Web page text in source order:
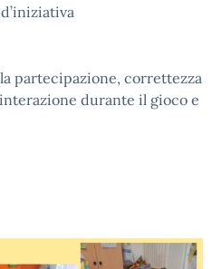
partecipazione, correttezza
durante il gioco e